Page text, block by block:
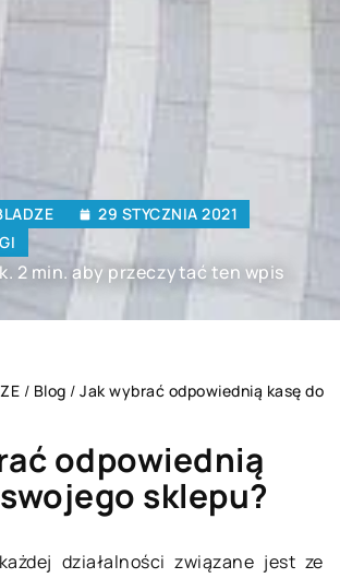
29 STYCZNIA 2021
2 min. aby przeczytać ten wpis
/ Blog / Jak wybrać odpowiednią kasę do
odpowiednią
sklepu?
działalności związane jest ze